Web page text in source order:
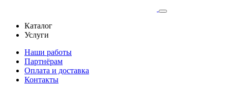
Каталог
Услуги
Наши работы
Партнёрам
Оплата и доставка
Контакты